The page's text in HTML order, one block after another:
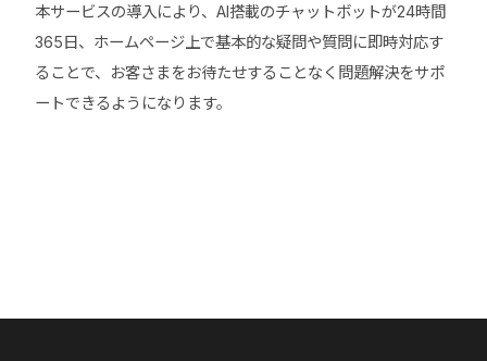
本サービスの導入により、AI搭載のチャットボットが24時間
365日、ホームページ上で基本的な疑問や質問に即時対応す
ることで、お客さまをお待たせすることなく問題解決をサポ
ートできるようになります。